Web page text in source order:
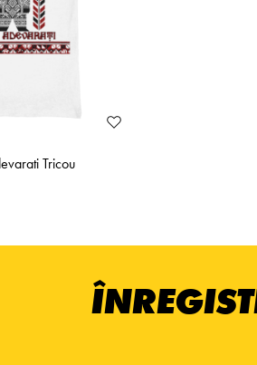
Tricou